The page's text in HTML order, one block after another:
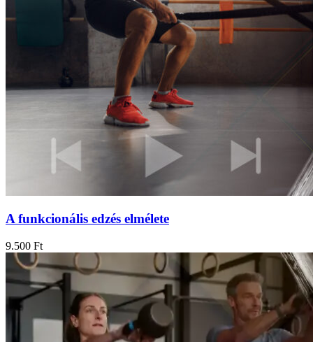
A funkcionális edzés elmélete
9.500 Ft